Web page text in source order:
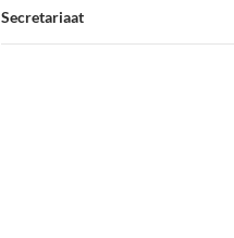
Secretariaat